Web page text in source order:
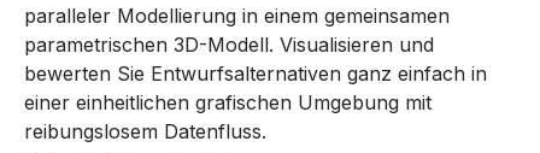
paralleler Modellierung in einem gemeinsamen
parametrischen 3D-Modell. Visualisieren und
bewerten Sie Entwurfsalternativen ganz einfach in
einer einheitlichen grafischen Umgebung mit
reibungslosem Datenfluss.